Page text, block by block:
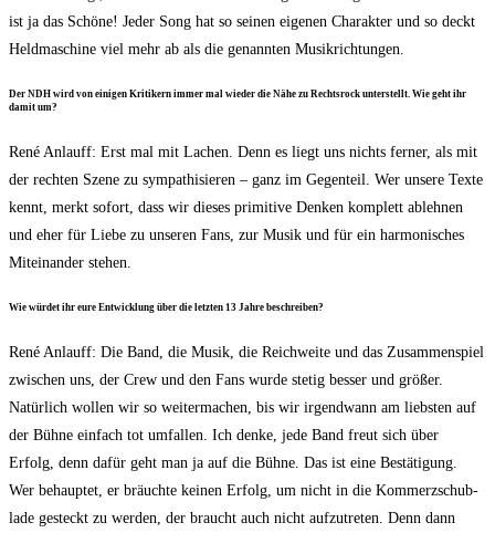
ist ja das Schö­ne! Jeder Song hat so sei­nen eige­nen Cha­rak­ter und so deckt
Held­ma­schi­ne viel mehr ab als die genann­ten Musikrichtungen.
Der NDH wird von eini­gen Kri­ti­kern immer mal wie­der die Nähe zu Rechts­rock unter­stellt. Wie geht ihr
damit um?
René Anlauff: Erst mal mit Lachen. Denn es liegt uns nichts fer­ner, als mit
der rech­ten Sze­ne zu sym­pa­thi­sie­ren – ganz im Gegen­teil. Wer unse­re Tex­te
kennt, merkt sofort, dass wir die­ses pri­mi­ti­ve Den­ken kom­plett ableh­nen
und eher für Lie­be zu unse­ren Fans, zur Musik und für ein har­mo­ni­sches
Mit­ein­an­der stehen.
Wie wür­det ihr eure Ent­wick­lung über die letz­ten 13 Jah­re beschreiben?
René Anlauff: Die Band, die Musik, die Reich­wei­te und das Zusam­men­spiel
zwi­schen uns, der Crew und den Fans wur­de ste­tig bes­ser und grö­ßer.
Natür­lich wol­len wir so wei­ter­ma­chen, bis wir irgend­wann am liebs­ten auf
der Büh­ne ein­fach tot umfal­len. Ich den­ke, jede Band freut sich über
Erfolg, denn dafür geht man ja auf die Büh­ne. Das ist eine Bestä­ti­gung.
Wer behaup­tet, er bräuch­te kei­nen Erfolg, um nicht in die Kom­merz­schub­
la­de gesteckt zu wer­den, der braucht auch nicht auf­zu­tre­ten. Denn dann